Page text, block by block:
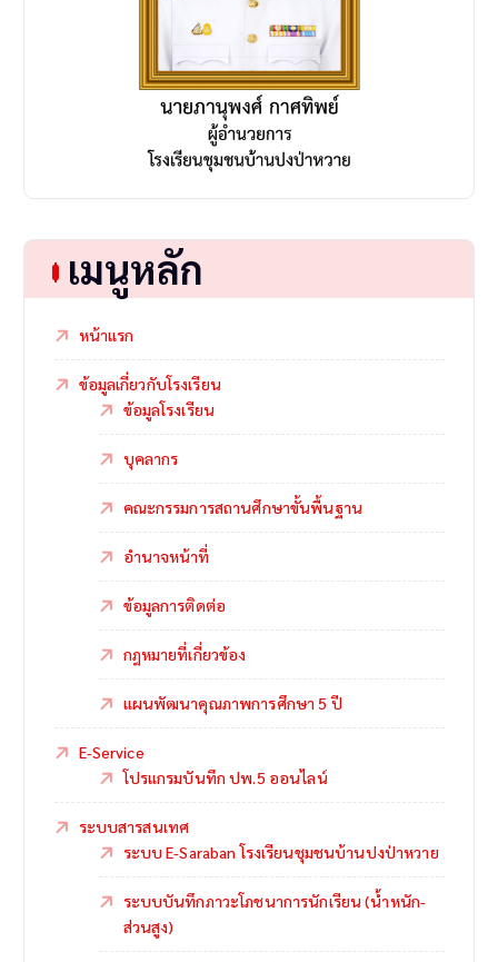
เมนูหลัก
หน้าแรก
ข้อมูลเกี่ยวกับโรงเรียน
ข้อมูลโรงเรียน
บุคลากร
คณะกรรมการสถานศึกษาขั้นพื้นฐาน
อำนาจหน้าที่
ข้อมูลการติดต่อ
กฎหมายที่เกี่ยวข้อง
แผนพัฒนาคุณภาพการศึกษา 5 ปี
E-Service
โปรแกรมบันทึก ปพ.5 ออนไลน์
ระบบสารสนเทศ
ระบบ E-Saraban โรงเรียนชุมชนบ้านปงป่าหวาย
ระบบบันทึกภาวะโภชนาการนักเรียน (น้ำหนัก-
ส่วนสูง)